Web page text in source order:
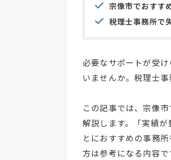
宗像市でおすす
税理士事務所で
必要なサポートが受
いませんか。税理士
この記事では、宗像
解説します。「実績
とにおすすめの事務
方は参考になる内容